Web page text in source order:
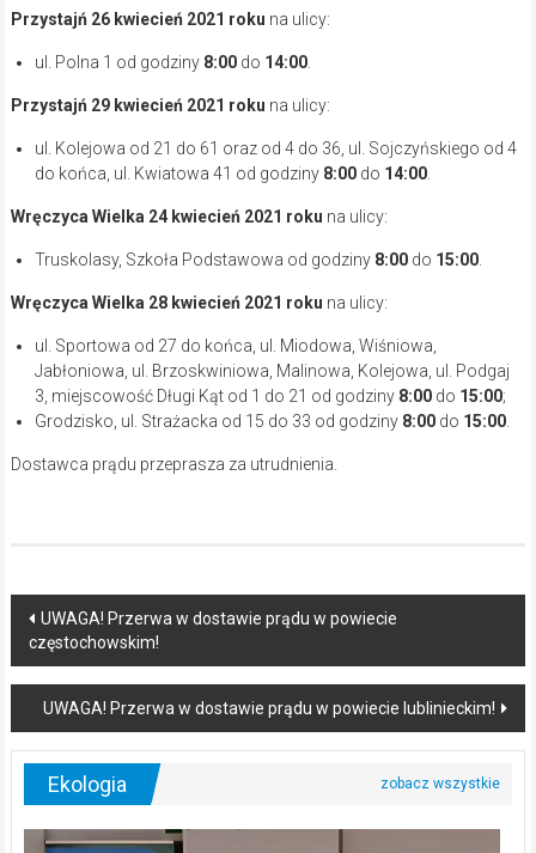
Przystajń 26 kwiecień 2021 roku na ulicy:
ul. Polna 1 od godziny 8:00 do 14:00.
Przystajń 29 kwiecień 2021 roku na ulicy:
ul. Kolejowa od 21 do 61 oraz od 4 do 36, ul. Sojczyńskiego od 4
do końca, ul. Kwiatowa 41 od godziny 8:00 do 14:00.
Wręczyca Wielka 24 kwiecień 2021 roku na ulicy:
Truskolasy, Szkoła Podstawowa od godziny 8:00 do 15:00.
Wręczyca Wielka 28 kwiecień 2021 roku na ulicy:
ul. Sportowa od 27 do końca, ul. Miodowa, Wiśniowa,
Jabłoniowa, ul. Brzoskwiniowa, Malinowa, Kolejowa, ul. Podgaj
3, miejscowość Długi Kąt od 1 do 21 od godziny 8:00 do 15:00;
Grodzisko, ul. Strażacka od 15 do 33 od godziny 8:00 do 15:00.
Dostawca prądu przeprasza za utrudnienia.
Post
navigation
UWAGA! Przerwa w dostawie prądu w powiecie
częstochowskim!
UWAGA! Przerwa w dostawie prądu w powiecie lublinieckim!
Ekologia